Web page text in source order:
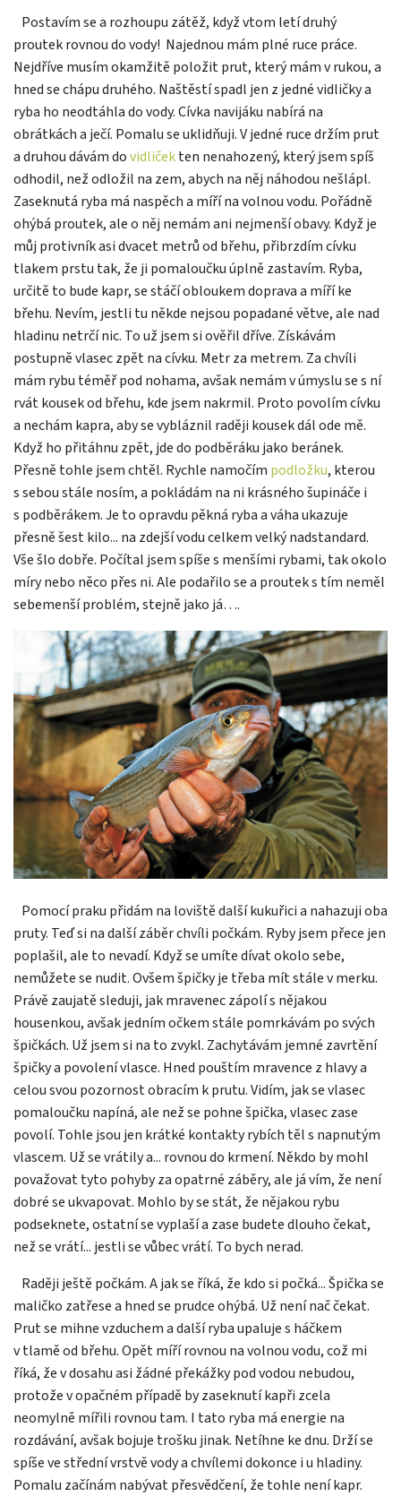
Postavím se a rozhoupu zátěž, když vtom letí druhý
proutek rovnou do vody! Najednou mám plné ruce práce.
Nejdříve musím okamžitě položit prut, který mám v rukou, a
hned se chápu druhého. Naštěstí spadl jen z jedné vidličky a
ryba ho neodtáhla do vody. Cívka navijáku nabírá na
obrátkách a ječí. Pomalu se uklidňuji. V jedné ruce držím prut
a druhou dávám dovidličekten nenahozený, který jsem spíš
odhodil, než odložil na zem, abych na něj náhodou nešlápl.
Zaseknutá ryba má naspěch a míří na volnou vodu. Pořádně
ohýbá proutek, ale o něj nemám ani nejmenší obavy. Když je
můj protivník asi dvacet metrů od břehu, přibrzdím cívku
tlakem prstu tak, že ji pomaloučku úplně zastavím. Ryba,
určitě to bude kapr, se stáčí obloukem doprava a míří ke
břehu. Nevím, jestli tu někde nejsou popadané větve, ale nad
hladinu netrčí nic. To už jsem si ověřil dříve. Získávám
postupně vlasec zpět na cívku. Metr za metrem. Za chvíli
mám rybu téměř pod nohama, avšak nemám v úmyslu se s ní
rvát kousek od břehu, kde jsem nakrmil. Proto povolím cívku
a nechám kapra, aby se vybláznil raději kousek dál ode mě.
Když ho přitáhnu zpět, jde do podběráku jako beránek.
Přesně tohle jsem chtěl. Rychle namočím podložku, kterou
s sebou stále nosím, a pokládám na ni krásného šupináče i
s podběrákem. Je to opravdu pěkná ryba a váha ukazuje
přesně šest kilo... na zdejší vodu celkem velký nadstandard.
Vše šlo dobře. Počítal jsem spíše s menšími rybami, tak okolo
míry nebo něco přes ni. Ale podařilo se a proutek s tím neměl
sebemenší problém, stejně jako já….
Pomocí praku přidám na loviště další kukuřici a nahazuji oba
pruty. Teď si na další záběr chvíli počkám. Ryby jsem přece jen
poplašil, ale to nevadí. Když se umíte dívat okolo sebe,
nemůžete se nudit. Ovšem špičky je třeba mít stále v merku.
Právě zaujatě sleduji, jak mravenec zápolí s nějakou
housenkou, avšak jedním očkem stále pomrkávám po svých
špičkách. Už jsem si na to zvykl. Zachytávám jemné zavrtění
špičky a povolení vlasce. Hned pouštím mravence z hlavy a
celou svou pozornost obracím k prutu. Vidím, jak se vlasec
pomaloučku napíná, ale než se pohne špička, vlasec zase
povolí. Tohle jsou jen krátké kontakty rybích těl s napnutým
vlascem. Už se vrátily a... rovnou do krmení. Někdo by mohl
považovat tyto pohyby za opatrné záběry, ale já vím, že není
dobré se ukvapovat. Mohlo by se stát, že nějakou rybu
podseknete, ostatní se vyplaší a zase budete dlouho čekat,
než se vrátí... jestli se vůbec vrátí. To bych nerad.
Raději ještě počkám. A jak se říká, že kdo si počká... Špička se
maličko zatřese a hned se prudce ohýbá. Už není nač čekat.
Prut se mihne vzduchem a další ryba upaluje s háčkem
v tlamě od břehu. Opět míří rovnou na volnou vodu, což mi
říká, že v dosahu asi žádné překážky pod vodou nebudou,
protože v opačném případě by zaseknutí kapři zcela
neomylně mířili rovnou tam. I tato ryba má energie na
rozdávání, avšak bojuje trošku jinak. Netíhne ke dnu. Drží se
spíše ve střední vrstvě vody a chvílemi dokonce i u hladiny.
Pomalu začínám nabývat přesvědčení, že tohle není kapr.